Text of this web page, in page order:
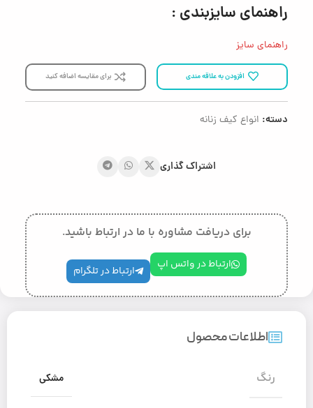
راهنمای سایزبندی :
راهنمای سایز
افزودن به علاقه مندی برای مقایسه اضافه کنید
دسته: انواع کیف زنانه
اشتراک گذاری
برای دریافت مشاوره با ما در ارتباط باشید.
ارتباط در واتس اپ ارتباط در تلگرام
اطلاعات محصول
رنگ مشکی